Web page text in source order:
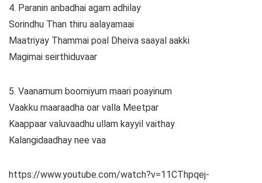
4. Paranin anbadhai agam adhilay
Sorindhu Than thiru aalayamaai
Maatriyay Thammai poal Dheiva saayal aakki
Magimai seirthiduvaar
5. Vaanamum boomiyum maari poayinum
Vaakku maaraadha oar valla Meetpar
Kaappaar valuvaadhu ullam kayyil vaithay
Kalangidaadhay nee vaa
https://www.youtube.com/watch?v=11CThpqej-